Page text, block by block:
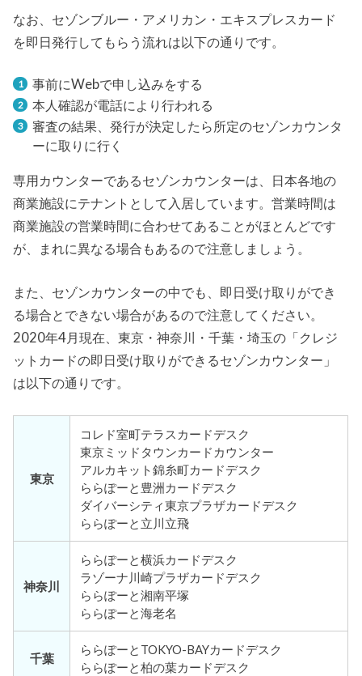
なお、セゾンブルー・アメリカン・エキスプレスカード
を即日発行してもらう流れは以下の通りです。
事前にWebで申し込みをする
本人確認が電話により行われる
審査の結果、発行が決定したら所定のセゾンカウンタ
ーに取りに行く
専用カウンターであるセゾンカウンターは、日本各地の
商業施設にテナントとして入居しています。営業時間は
商業施設の営業時間に合わせてあることがほとんどです
が、まれに異なる場合もあるので注意しましょう。
また、セゾンカウンターの中でも、即日受け取りができ
る場合とできない場合があるので注意してください。
2020年4月現在、東京・神奈川・千葉・埼玉の「クレジ
ットカードの即日受け取りができるセゾンカウンター」
は以下の通りです。
東京
コレド室町テラスカードデスク
東京ミッドタウンカードカウンター
アルカキット錦糸町カードデスク
ららぽーと豊洲カードデスク
ダイバーシティ東京プラザカードデスク
ららぽーと立川立飛
神奈川
ららぽーと横浜カードデスク
ラゾーナ川崎プラザカードデスク
ららぽーと湘南平塚
ららぽーと海老名
千葉
ららぽーとTOKYO-BAYカードデスク
ららぽーと柏の葉カードデスク